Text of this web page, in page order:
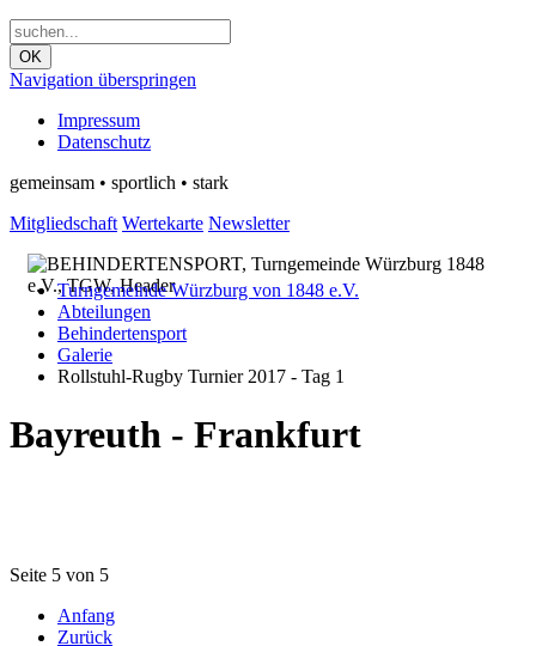
OK
Navigation überspringen
Impressum
Datenschutz
gemeinsam • sportlich • stark
Mitgliedschaft Wertekarte Newsletter
Turngemeinde Würzburg von 1848 e.V.
Abteilungen
Behindertensport
Galerie
Rollstuhl-Rugby Turnier 2017 - Tag 1
Bayreuth - Frankfurt
Seite 5 von 5
Anfang
Zurück